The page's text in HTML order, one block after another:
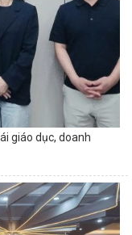
giáo dục, doanh